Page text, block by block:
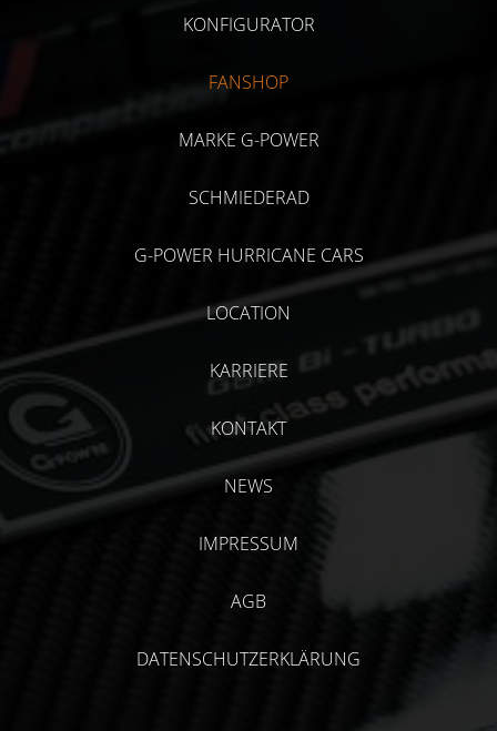
KONFIGURATOR
FANSHOP
MARKE G-POWER
SCHMIEDERAD
G-POWER HURRICANE CARS
LOCATION
KARRIERE
KONTAKT
NEWS
IMPRESSUM
AGB
DATENSCHUTZERKLÄRUNG